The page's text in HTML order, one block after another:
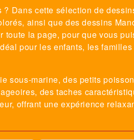
Dans cette sélection de
ainsi que des dessins
la page, pour que vous
pour les enfants, les
sous-marine, des petits
des taches
offrant une expérience